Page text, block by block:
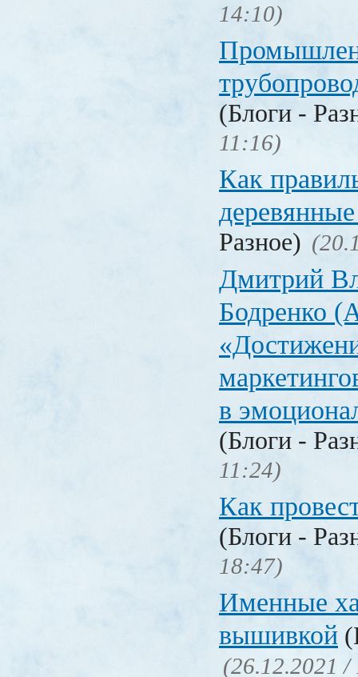
14:10)
(Блоги -
11:16)
Как
Разное)
Дмитрий
Бодренко
в
(Блоги -
11:24)
Как
(Блоги -
18:47)
Именные
вышивкой
(26.12.2021 /